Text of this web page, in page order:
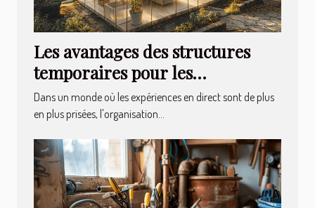
Les avantages des structures
temporaires pour les
événements extérieurs
Dans un monde où les expériences en direct sont de plus
en plus prisées, l'organisation...